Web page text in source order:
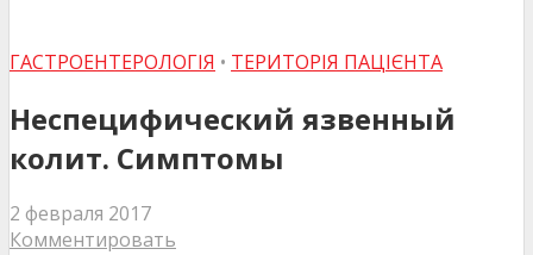
ГАСТРОЕНТЕРОЛОГІЯ • ТЕРИТОРІЯ ПАЦІЄНТА
Неспецифический язвенный
колит. Симптомы
2 февраля 2017
Комментировать